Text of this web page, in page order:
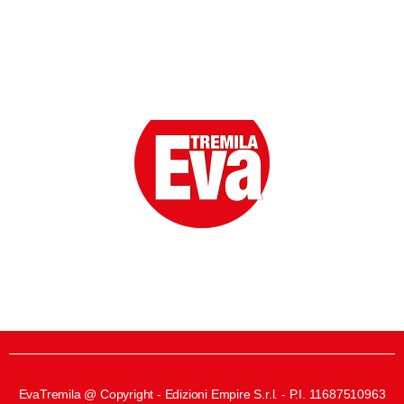
EvaTremila @ Copyright - Edizioni Empire S.r.l. - P.I. 11687510963​